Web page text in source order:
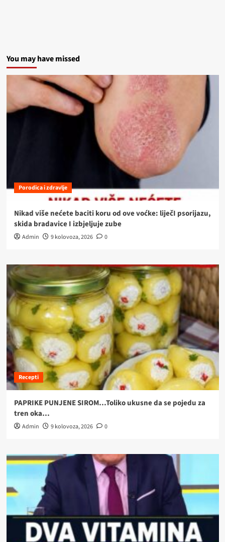
You may have missed
Porodica i zdravlje
Nikad više nećete baciti koru od ove voćke: liječI psorijazu,
skida bradavice I izbjeljuje zube
Admin 9 kolovoza, 2026 0
Recepti
PAPRIKE PUNJENE SIROM…Toliko ukusne da se pojedu za
tren oka…
Admin 9 kolovoza, 2026 0